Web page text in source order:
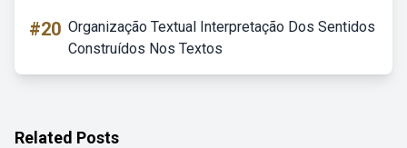
#20 Organização Textual Interpretação Dos Sentidos
Construídos Nos Textos
Related Posts